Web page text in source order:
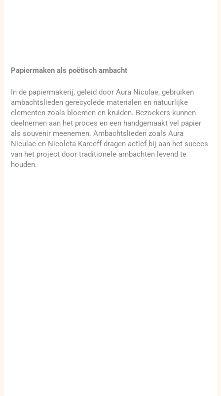
Papiermaken als poëtisch ambacht
In de papiermakerij, geleid door Aura Niculae, gebruiken
ambachtslieden gerecyclede materialen en natuurlijke
elementen zoals bloemen en kruiden. Bezoekers kunnen
deelnemen aan het proces en een handgemaakt vel papier
als souvenir meenemen. Ambachtslieden zoals Aura
Niculae en Nicoleta Karceff dragen actief bij aan het succes
van het project door traditionele ambachten levend te
houden.